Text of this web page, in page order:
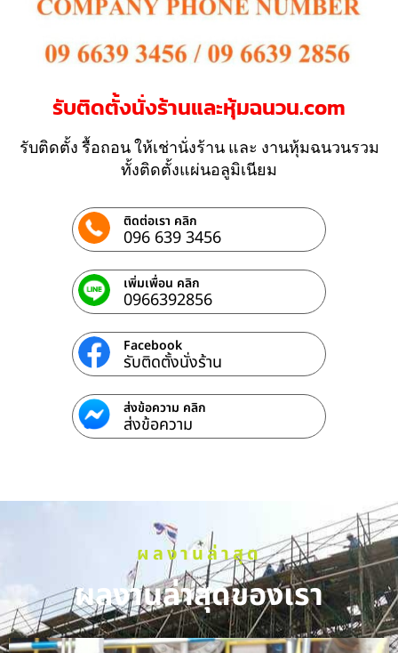
รับติดตั้งนั่งร้านและหุ้มฉนวน.com
รับติดตั้ง รื้อถอน ให้เช่านั่งร้าน และ งานหุ้มฉนวนรวม
ทั้งติดตั้งแผ่นอลูมิเนียม
ติดต่อเรา คลิก
096 639 3456
เพิ่มเพื่อน คลิก
0966392856
Facebook
รับติดตั้งนั่งร้าน
ส่งข้อความ คลิก
ส่งข้อความ
ผลงานล่าสุด
ผลงานล่าสุดของเรา